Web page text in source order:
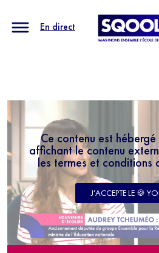
En direct
Ce contenu est
affichant le contenu
les termes et conditions
J'ACCEPTE LE 🍪